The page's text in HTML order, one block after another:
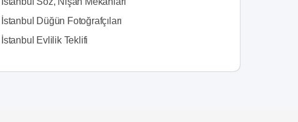
İstanbul Düğün Fotoğrafçıları
İstanbul Evlilik Teklifi